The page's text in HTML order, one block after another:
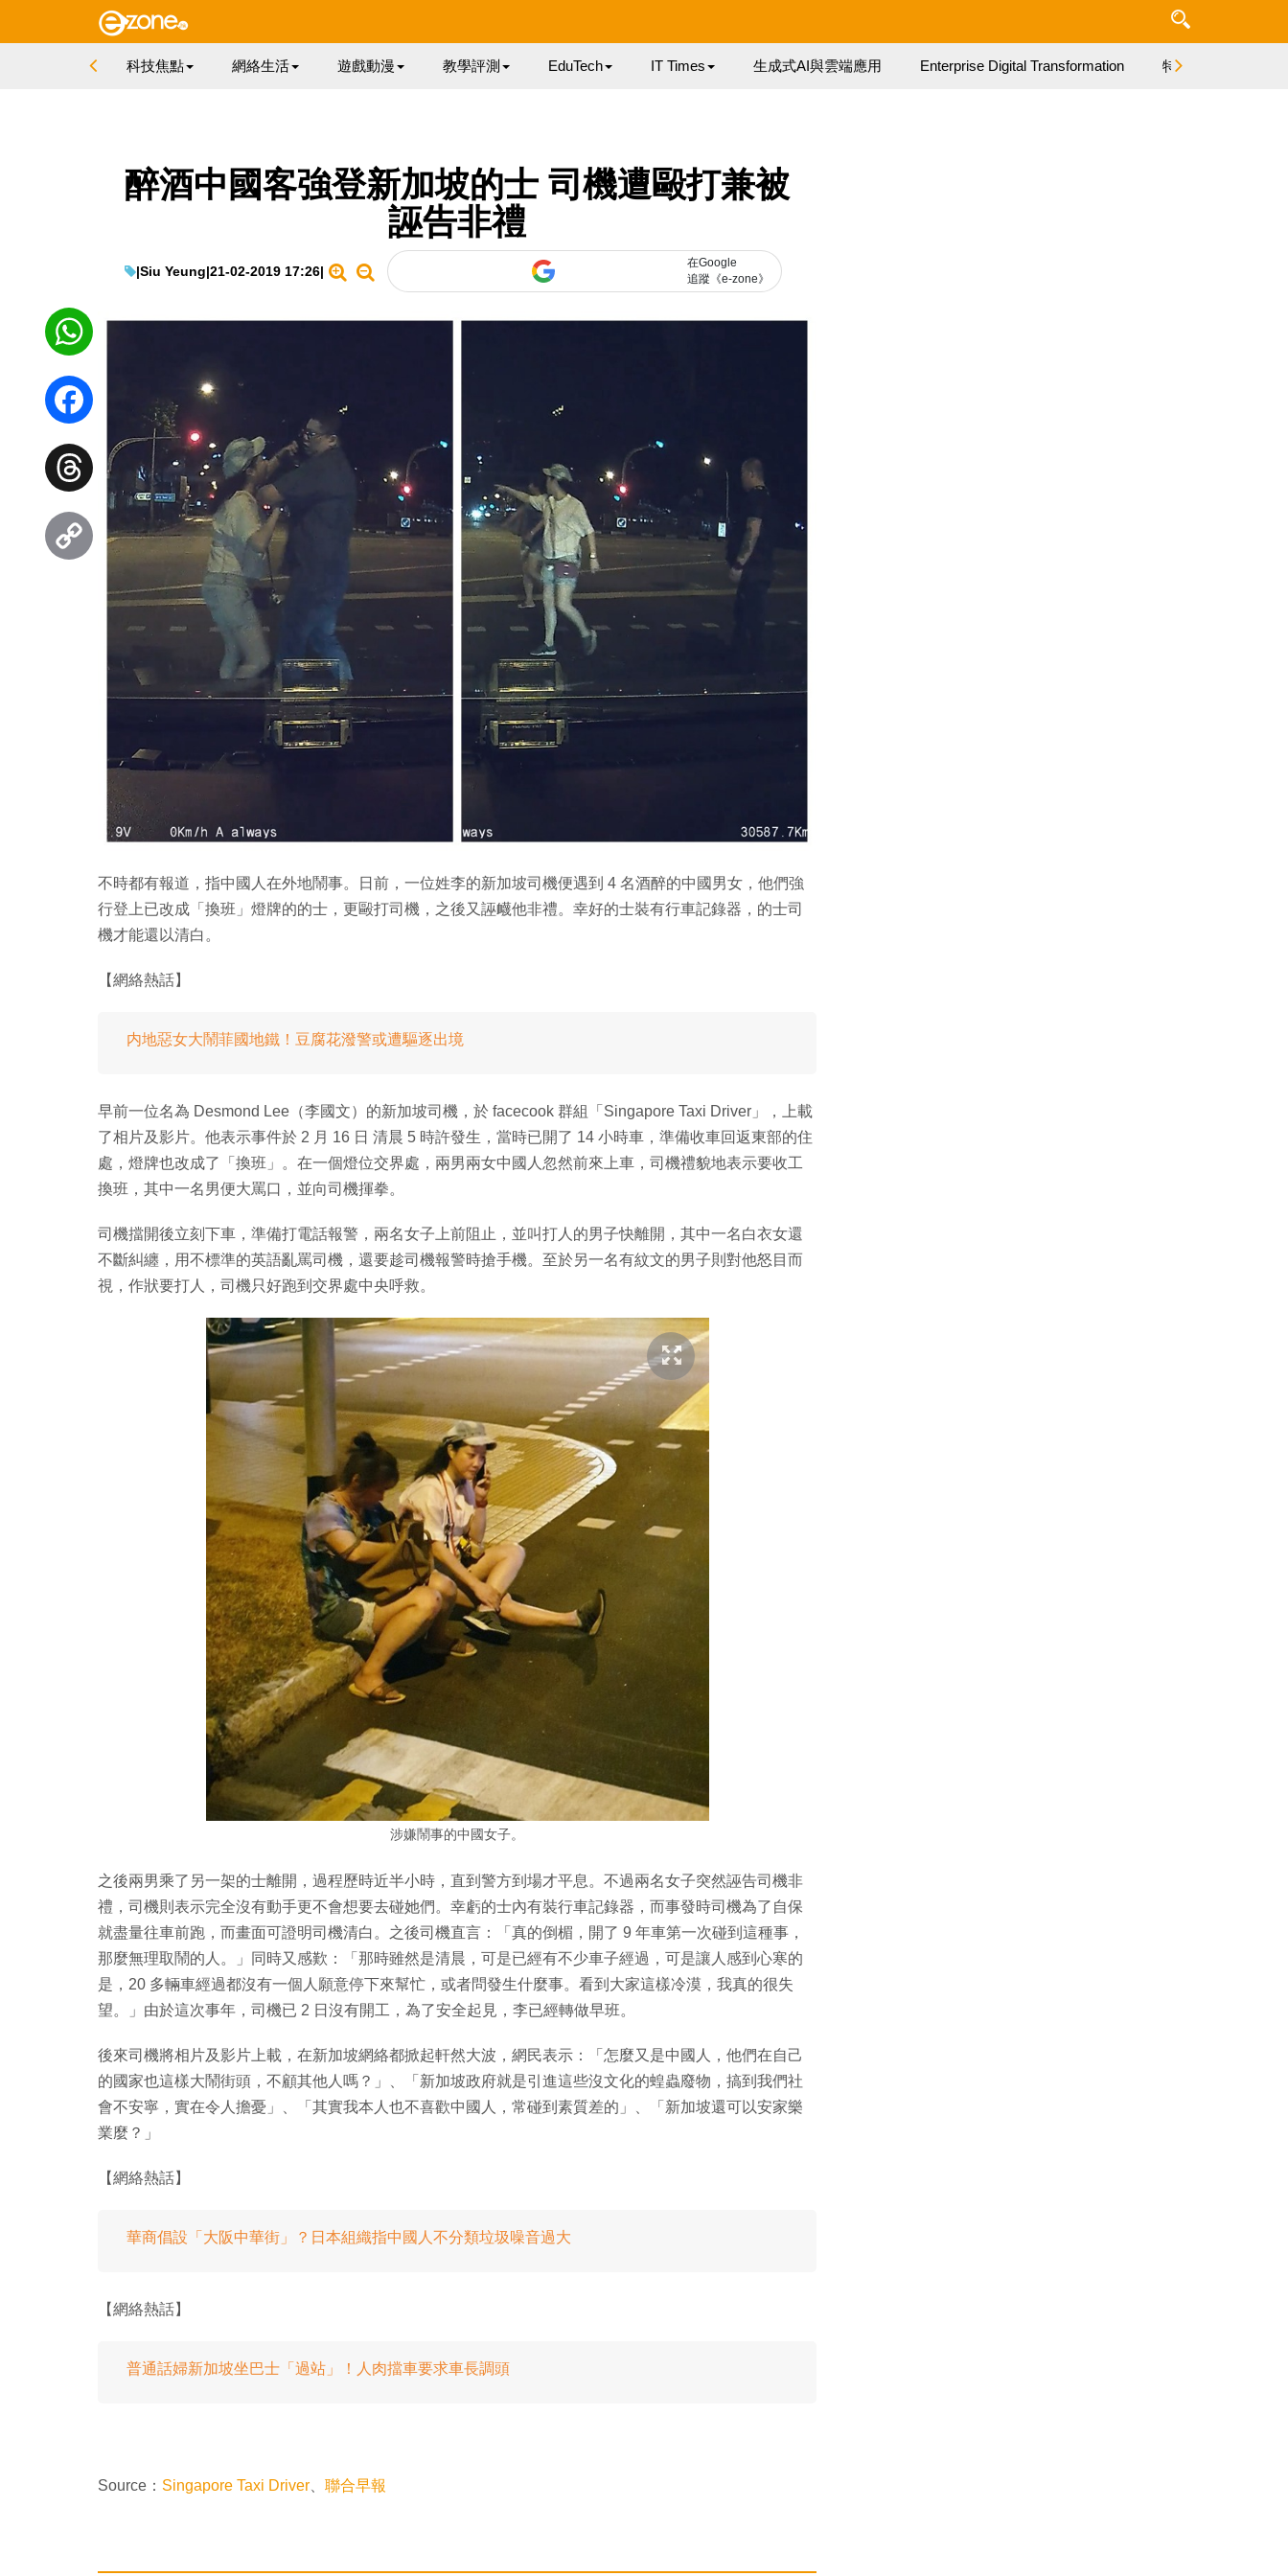
科技焦點 網絡生活 遊戲動漫 教學評測 EduTech IT Times 生成式AI與雲端應用 Enterprise Digital Transformation 特集
醉酒中國客強登新加坡的士 司機遭毆打兼被
誣告非禮
|Siu Yeung|21-02-2019 17:26|
在Google
追蹤《e-zone》
不時都有報道，指中國人在外地鬧事。日前，一位姓李的新加坡司機便遇到 4 名酒醉的中國男女，他們強
行登上已改成「換班」燈牌的的士，更毆打司機，之後又誣衊他非禮。幸好的士裝有行車記錄器，的士司
機才能還以清白。
【網絡熱話】
内地惡女大鬧菲國地鐵！豆腐花潑警或遭驅逐出境
早前一位名為 Desmond Lee（李國文）的新加坡司機，於 facecook 群組「Singapore Taxi Driver」，上載
了相片及影片。他表示事件於 2 月 16 日 清晨 5 時許發生，當時已開了 14 小時車，準備收車回返東部的住
處，燈牌也改成了「換班」。在一個燈位交界處，兩男兩女中國人忽然前來上車，司機禮貌地表示要收工
換班，其中一名男便大罵口，並向司機揮拳。
司機擋開後立刻下車，準備打電話報警，兩名女子上前阻止，並叫打人的男子快離開，其中一名白衣女還
不斷糾纏，用不標準的英語亂罵司機，還要趁司機報警時搶手機。至於另一名有紋文的男子則對他怒目而
視，作狀要打人，司機只好跑到交界處中央呼救。
涉嫌鬧事的中國女子。
之後兩男乘了另一架的士離開，過程歷時近半小時，直到警方到場才平息。不過兩名女子突然誣告司機非
禮，司機則表示完全沒有動手更不會想要去碰她們。幸虧的士內有裝行車記錄器，而事發時司機為了自保
就盡量往車前跑，而畫面可證明司機清白。之後司機直言：「真的倒楣，開了 9 年車第一次碰到這種事，
那麼無理取鬧的人。」同時又感歎：「那時雖然是清晨，可是已經有不少車子經過，可是讓人感到心寒的
是，20 多輛車經過都沒有一個人願意停下來幫忙，或者問發生什麼事。看到大家這樣冷漠，我真的很失
望。」由於這次事年，司機已 2 日沒有開工，為了安全起見，李已經轉做早班。
後來司機將相片及影片上載，在新加坡網絡都掀起軒然大波，網民表示：「怎麼又是中國人，他們在自己
的國家也這樣大鬧街頭，不顧其他人嗎？」、「新加坡政府就是引進這些沒文化的蝗蟲廢物，搞到我們社
會不安寧，實在令人擔憂」、「其實我本人也不喜歡中國人，常碰到素質差的」、「新加坡還可以安家樂
業麼？」
【網絡熱話】
華商倡設「大阪中華街」？日本組織指中國人不分類垃圾噪音過大
【網絡熱話】
普通話婦新加坡坐巴士「過站」！人肉擋車要求車長調頭
Source： Singapore Taxi Driver 聯合早報
WhatsApp
Facebook
Threads
Copy